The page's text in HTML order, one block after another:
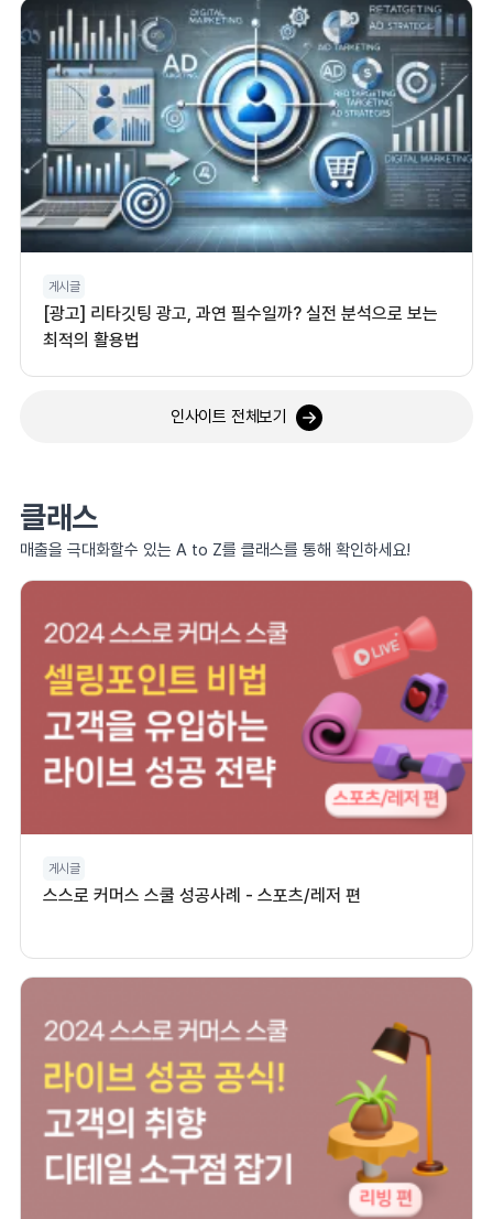
게시글
[광고] 리타깃팅 광고, 과연 필수일까? 실전 분석으로 보는
최적의 활용법
인사이트 전체보기
클래스
매출을 극대화할수 있는 A to Z를 클래스를 통해 확인하세요!
게시글
스스로 커머스 스쿨 성공사례 - 스포츠/레저 편